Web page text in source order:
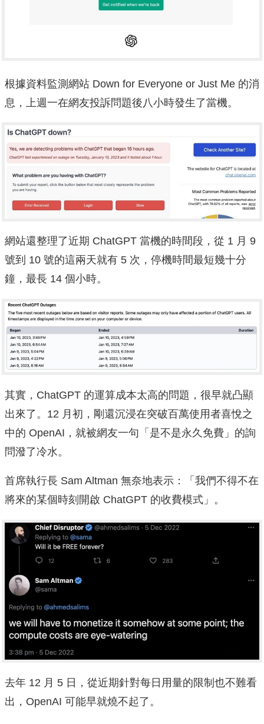
根據資料監測網站 Down for Everyone or Just Me 的消
息，上週一在網友投訴問題後八小時發生了當機。
網站還整理了近期 ChatGPT 當機的時間段，從 1 月 9
號到 10 號的這兩天就有 5 次，停機時間最短幾十分
鐘，最長 14 個小時。
其實，ChatGPT 的運算成本太高的問題，很早就凸顯
出來了。12 月初，剛還沉浸在突破百萬使用者喜悅之
中的 OpenAI，就被網友一句「是不是永久免費」的詢
問潑了冷水。
首席執行長 Sam Altman 無奈地表示：「我們不得不在
將來的某個時刻開啟 ChatGPT 的收費模式」。
去年 12 月 5 日，從近期針對每日用量的限制也不難看
出，OpenAI 可能早就燒不起了。